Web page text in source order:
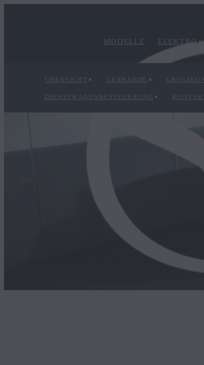
MODELLE ELEKTRO
ÜBERSICHT VERBÄNDE
DIENSTWAGENBESTEUERUNG